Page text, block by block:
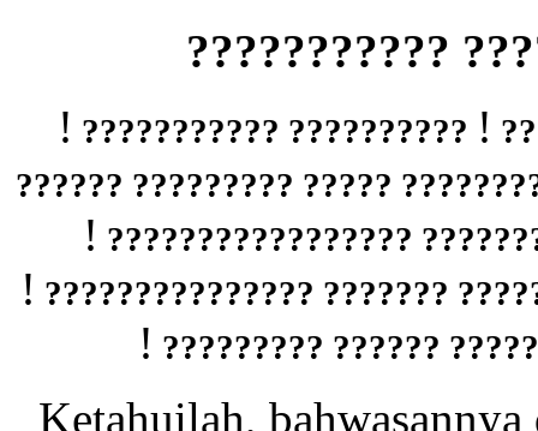
?????? ?????
!
?????????? ???????????
!
????????? ????? ?????????
?????????? ?????????
!
???????? ???????????
!
???????? ????
!
Ketahuilah,